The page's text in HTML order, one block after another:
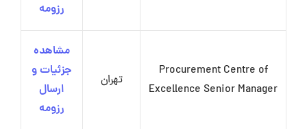
رزومه
Procurement Centre of
Excellence Senior Manager
تهران
مشاهده
جزئیات و
ارسال
رزومه